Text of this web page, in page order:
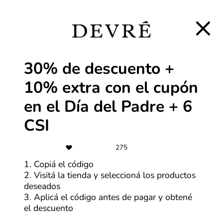
1. Encontrá el descuento o la promo que más te
interese
Mirá la lista de descuentos de Devré que aparece arriba
y elegí el que más te interese. Hacé clic en el cupón y
se va a abrir la vista de abajo.
30% de descuento +
10% extra con el cupón
en el Día del Padre + 6
CSI
275
1. Copiá el código
2. Visitá la tienda y seleccioná los productos
deseados
3. Aplicá el código antes de pagar y obtené
el descuento